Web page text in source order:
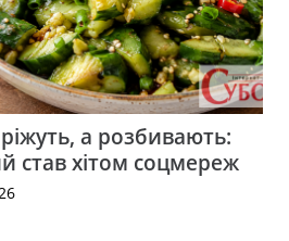
а розбивають:
став хітом соцмереж